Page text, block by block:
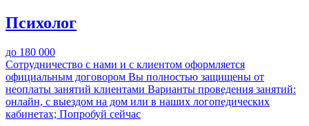
Психолог
до 180 000
Сотрудничество с нами и с клиентом оформляется
официальным договором Вы полностью защищены от
неоплаты занятий клиентами Варианты проведения занятий:
онлайн, с выездом на дом или в наших логопедических
кабинетах; Попробуй сейчас